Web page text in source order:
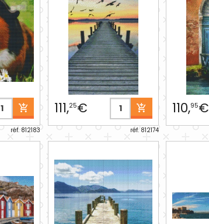
réf. 812183
111,25€
réf. 812174
110,95€